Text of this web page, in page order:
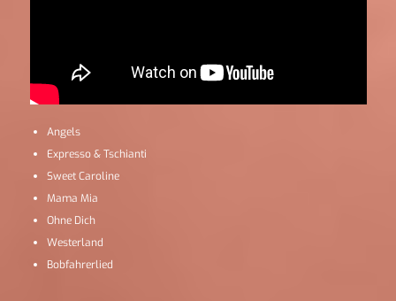
Angels
Expresso & Tschianti
Sweet Caroline
Mama Mia
Ohne Dich
Westerland
Bobfahrerlied